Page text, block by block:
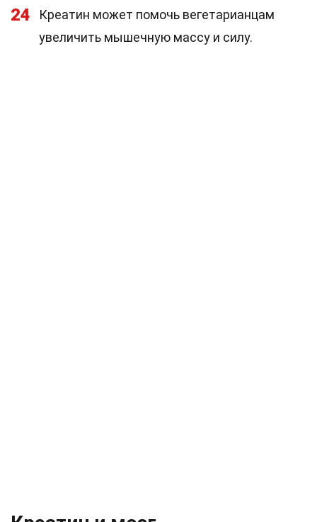
24
Креатин может помочь вегетарианцам
увеличить мышечную массу и силу.